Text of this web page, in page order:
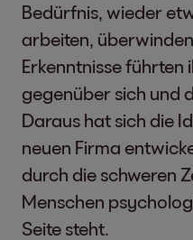
Bedürfnis, wieder
arbeiten,
Erkenntnisse führten
gegenüber sich und
Daraus hat sich die
neuen Firma
durch die schweren
Menschen
Seite steht.